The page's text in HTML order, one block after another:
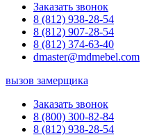
Заказать звонок
8 (812) 938-28-54
8 (812) 907-28-54
8 (812) 374-63-40
dmaster@mdmebel.com
вызов замерщика
Заказать звонок
8 (800) 300-82-84
8 (812) 938-28-54